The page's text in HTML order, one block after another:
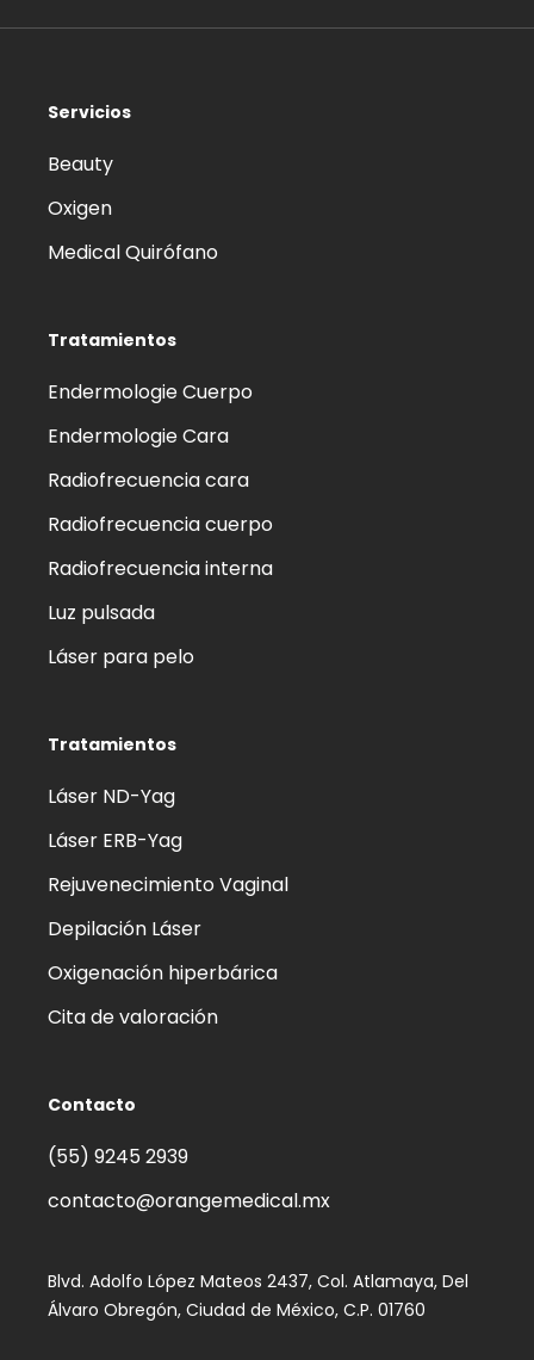
Servicios
Beauty
Oxigen
Medical Quirófano
Tratamientos
Endermologie Cuerpo
Endermologie Cara
Radiofrecuencia cara
Radiofrecuencia cuerpo
Radiofrecuencia interna
Luz pulsada
Láser para pelo
Tratamientos
Láser ND-Yag
Láser ERB-Yag
Rejuvenecimiento Vaginal
Depilación Láser
Oxigenación hiperbárica
Cita de valoración
Contacto
(55) 9245 2939‬
contacto@orangemedical.mx
Blvd. Adolfo López Mateos 2437, Col. Atlamaya, Del
Álvaro Obregón, Ciudad de México, C.P. 01760